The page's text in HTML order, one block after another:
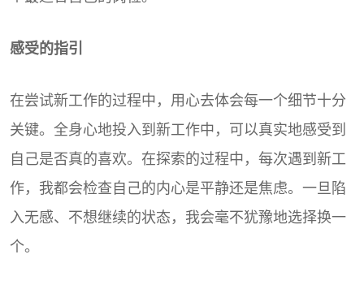
感受的指引
在尝试新工作的过程中，用心去体会每一个细节十分
关键。全身心地投入到新工作中，可以真实地感受到
自己是否真的喜欢。在探索的过程中，每次遇到新工
作，我都会检查自己的内心是平静还是焦虑。一旦陷
入无感、不想继续的状态，我会毫不犹豫地选择换一
个。